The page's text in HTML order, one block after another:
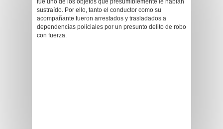
fue uno de los objetos que presumiblemente le habían
sustraído. Por ello, tanto el conductor como su
acompañante fueron arrestados y trasladados a
dependencias policiales por un presunto delito de robo
con fuerza.